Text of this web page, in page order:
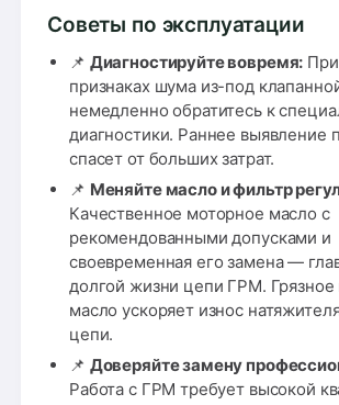
Советы по эксплуатации
📌 Диагностируйте вовремя:
признаках шума из-под
немедленно обратитесь к
диагностики. Раннее выявление
спасет от больших затрат.
📌 Меняйте масло и фильтр
Качественное моторное масло с
рекомендованными допусками и
своевременная его замена —
долгой жизни цепи ГРМ. Грязное
масло ускоряет износ
цепи.
📌 Доверяйте замену
Работа с ГРМ требует высокой